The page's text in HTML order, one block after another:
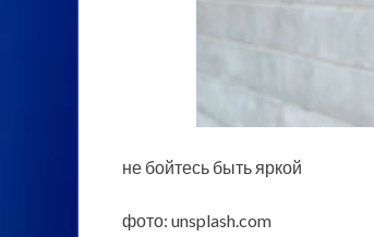
не бойтесь быть яркой
фото: unsplash.com